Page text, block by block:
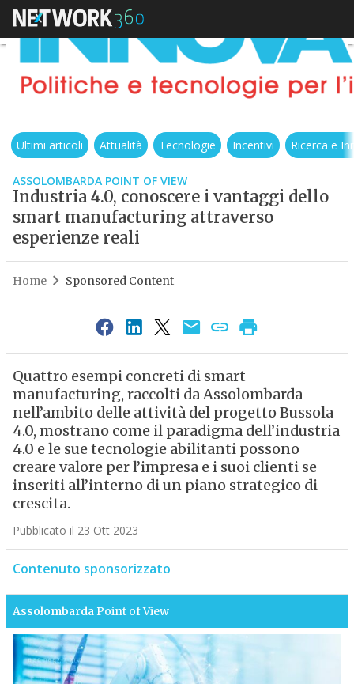
Ultimi articoli Attualità Tecnologie Incentivi Ricerca e
ASSOLOMBARDA POINT OF VIEW
Industria 4.0, conoscere i vantaggi dello
smart manufacturing attraverso
esperienze reali
Home Sponsored Content
Quattro esempi concreti di smart
manufacturing, raccolti da Assolombarda
nell’ambito delle attività del progetto Bussola
4.0, mostrano come il paradigma dell’industria
4.0 e le sue tecnologie abilitanti possono
creare valore per l’impresa e i suoi clienti se
inseriti all’interno di un piano strategico di
crescita.
Pubblicato il 23 Ott 2023
Contenuto sponsorizzato
AssolombardaPoint of View